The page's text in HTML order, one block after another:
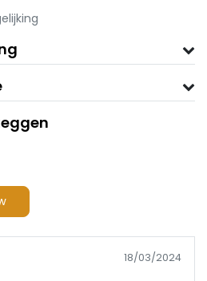
18/03/2024